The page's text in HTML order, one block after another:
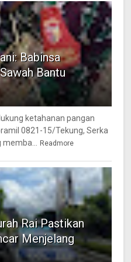
Babinsa
Bantu
ketahanan pangan
0821-15/Tekung, Serka
memba... Readmore
Rai Pastikan
Menjelang